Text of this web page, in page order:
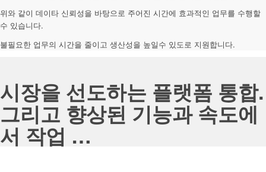
위와 같이 데이타 신뢰성을 바탕으로 주어진 시간에 효과적인 업무를 수행할
수 있습니다.
불필요한 업무의 시간을 줄이고 생산성을 높일수 있도로 지원합니다.
시장을 선도하는 플랫폼 통합.
그리고 향상된 기능과 속도에
서 작업 …